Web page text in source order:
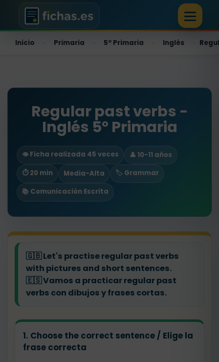
Inicio Primaria 5º Primaria Inglés
Regular past verbs -
Inglés 5º Primaria
👁️ Ficha realizada 45 veces
👤 10-11 años
⏱ 20 min
Media-Alta
🏷️ Grammar
📚 Comunicación Escrita
🇬🇧Let's practise regular past verbs
with pictures and short sentences.
🇪🇸Vamos a practicar regular past
verbs con dibujos y frases cortas.
1. Choose the correct sentence / Elige la
frase correcta